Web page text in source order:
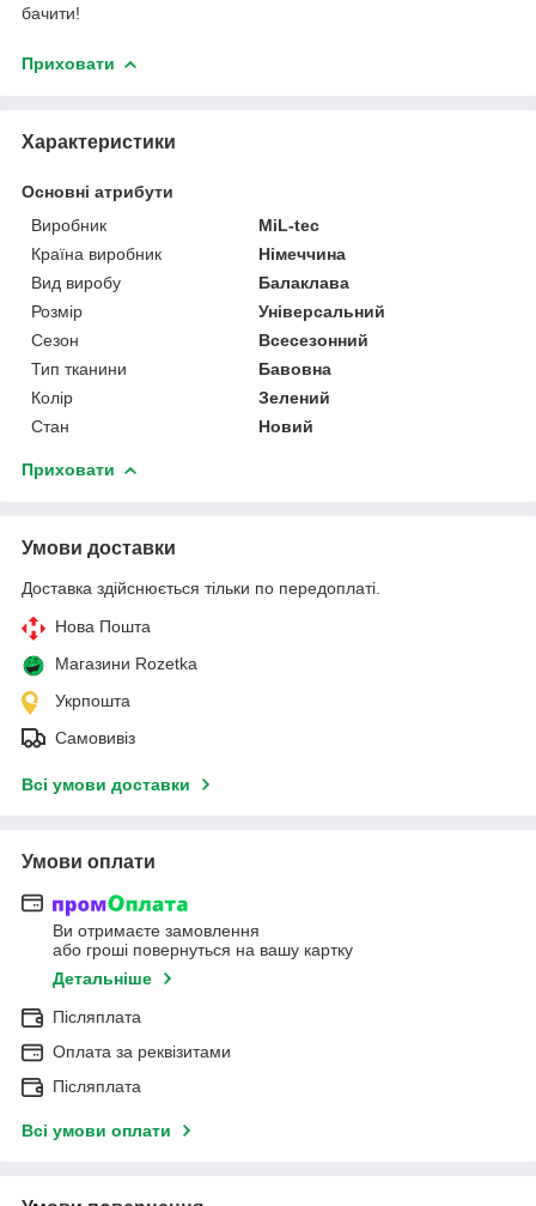
бачити!
Приховати
Характеристики
Основні атрибути
Виробник
MiL-tec
Країна виробник
Німеччина
Вид виробу
Балаклава
Розмір
Універсальний
Сезон
Всесезонний
Тип тканини
Бавовна
Колір
Зелений
Стан
Новий
Приховати
Умови доставки
Доставка здійснюється тільки по передоплаті.
Нова Пошта
Магазини Rozetka
Укрпошта
Самовивіз
Всі умови доставки
Умови оплати
Ви отримаєте замовлення
або гроші повернуться на вашу картку
Детальніше
Післяплата
Оплата за реквізитами
Післяплата
Всі умови оплати